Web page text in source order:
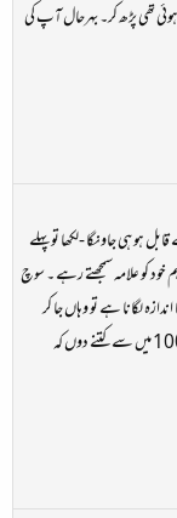
تھی پڑھ کر۔ بہرحال آپ کی
ہو ہی جاونگا -لکھا تو پہلے
خود کو علامہ سمجھتے رہے ۔ سوچ
لگانا ہے تو وہاں جا کر
دیکھیں تو شاید پیپر چیک کرنے والا سوچنے پر مجبور ہو جاتا کہ اب 100 میں سے کتنے دوں کہ